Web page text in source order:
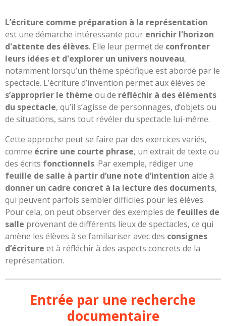
L’écriture comme préparation à la représentation
est une démarche intéressante pour enrichir l'horizon
d'attente des élèves. Elle leur permet de confronter
leurs idées et d'explorer un univers nouveau,
notamment lorsqu’un thème spécifique est abordé par le
spectacle. L’écriture d’invention permet aux élèves de
s’approprier le thème ou de réfléchir à des éléments
du spectacle, qu’il s’agisse de personnages, d’objets ou
de situations, sans tout révéler du spectacle lui-même.
Cette approche peut se faire par des exercices variés,
comme écrire une courte phrase, un extrait de texte ou
des écrits fonctionnels. Par exemple, rédiger une
feuille de salle à partir d’une note d’intention aide à
donner un cadre concret à la lecture des documents,
qui peuvent parfois sembler difficiles pour les élèves.
Pour cela, on peut observer des exemples de feuilles de
salle provenant de différents lieux de spectacles, ce qui
amène les élèves à se familiariser avec des consignes
d’écriture et à réfléchir à des aspects concrets de la
représentation.
Entrée par une recherche
documentaire